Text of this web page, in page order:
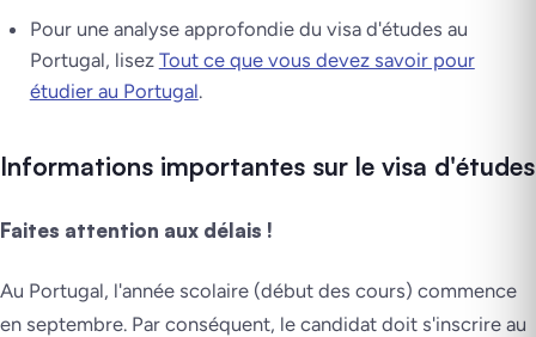
Pour une analyse approfondie du visa d'études au
Portugal, lisez Tout ce que vous devez savoir pour
étudier au Portugal.
Informations importantes sur le visa d'études
Faites attention aux délais !
Au Portugal, l'année scolaire (début des cours) commence
en septembre. Par conséquent, le candidat doit s'inscrire au